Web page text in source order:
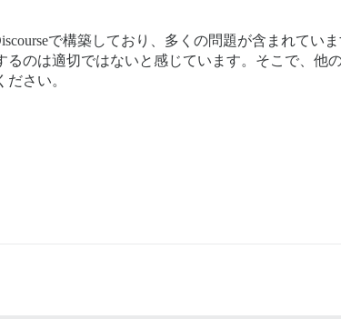
で構築しており、多くの問題が含まれていま
のは適切ではないと感じています。そこで、他
さい。